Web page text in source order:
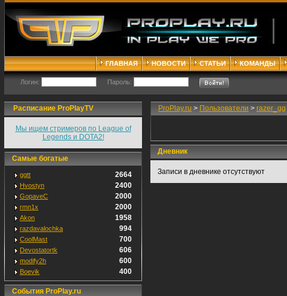
ГЛАВНАЯ НОВОСТИ СТАТЬИ КОМАНДЫ
Логин: Пароль:
Расписание ProPlayTV
Мы ищем стримеров по League of
Legends и DOTA2!
Самые богатые
ggtt 2664
Hvostyn 2400
GopaveC 2000
rmn1x 2000
Akon 1958
razdavalochka 994
CoolMast 700
Devostatortk 606
modify2h 600
Boevik 400
События ProPlay.ru
ProPlay.ru > Пользователи > razer_gg
Дневник
Записи в дневнике отсутствуют